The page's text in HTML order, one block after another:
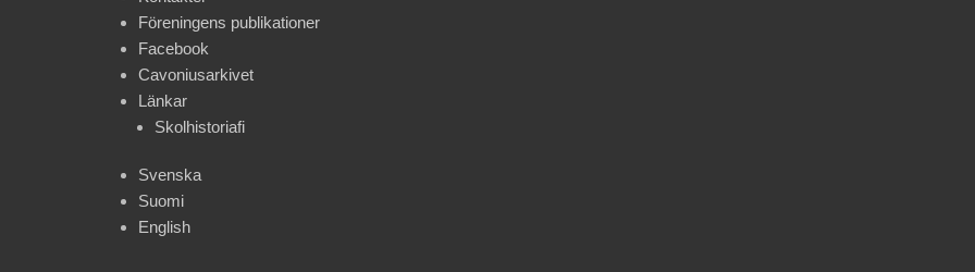
Föreningens publikationer
Facebook
Cavoniusarkivet
Länkar
Skolhistoriafi
Svenska
Suomi
English